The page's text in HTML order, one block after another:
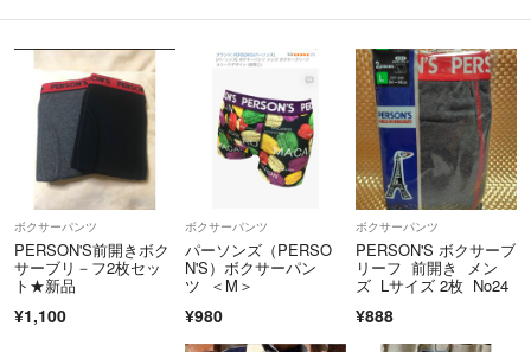
レルギーの方などもご安心くださいませ。
◑その他
購入する気のない「いいね」につきましては、どんどんお願いします。
私の励みになります。
◑最後に
最後までお読みいただき誠にありがとうございました。皆様に安心して
いただけるように心がけてまいります。どうぞよろしくお願いいたしま
す。
ボクサーパンツ
PERSON'S前開きボク
サーブリ－フ2枚セッ
ト★新品
¥1,100
ボクサーパンツ
パーソンズ（PERSO
N'S）ボクサーパン
ツ ＜M＞
¥980
ボクサーパンツ
PERSON'S ボクサーブ
リーフ 前開き メン
ズ Lサイズ 2枚 No24
¥888